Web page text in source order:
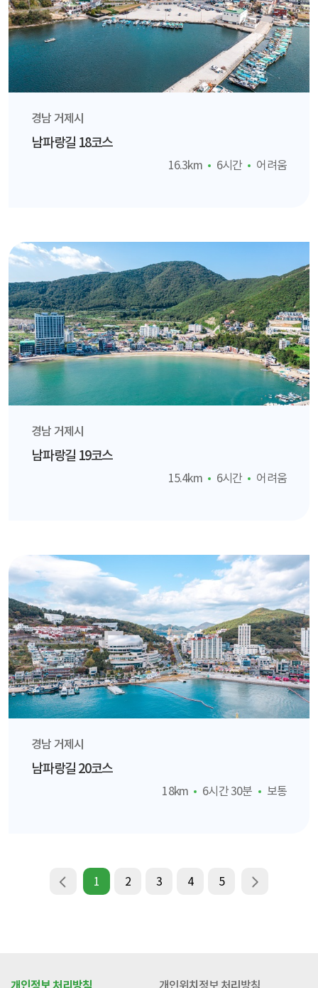
경남 거제시
남파랑길 18코스
16.3km 6시간 어려움
경남 거제시
남파랑길 19코스
15.4km 6시간 어려움
경남 거제시
남파랑길 20코스
18km 6시간 30분 보통
1 2 3 4 5
개인위치정보 처리방침